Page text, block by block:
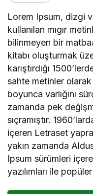
Lorem Ipsum, dizgi
kullanılan mıgır
bilinmeyen bir
kitabı oluşturmak
karıştırdığı
sahte metinler olarak
boyunca varlığını
zamanda pek
sıçramıştır.
içeren Letraset
yakın zamanda
Ipsum sürümleri
yazılımları ile